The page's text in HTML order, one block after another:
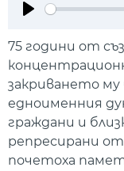
75 години от
закриването му
едноименния
граждани и
репресирани
почетоха